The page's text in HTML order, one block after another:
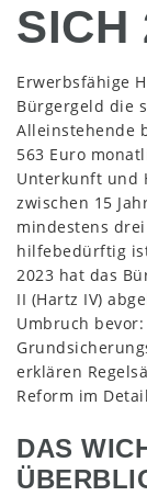
SICH
Erwerbsfähige
Bürgergeld die
Alleinstehende
563 Euro
Unterkunft und
zwischen 15
mindestens
hilfebedürftig
2023 hat das
II (Hartz IV)
Umbruch
erklären
Reform im
DAS